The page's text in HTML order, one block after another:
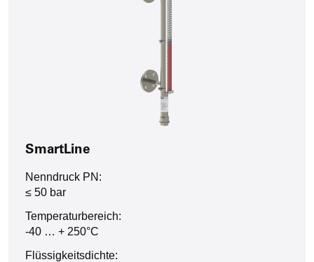
SmartLine
Nenndruck PN:
≤ 50 bar
Temperaturbereich:
-40 … + 250°C
Flüssigkeitsdichte: